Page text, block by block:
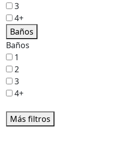
3
4+
Baños
Baños
1
2
3
4+
Más filtros